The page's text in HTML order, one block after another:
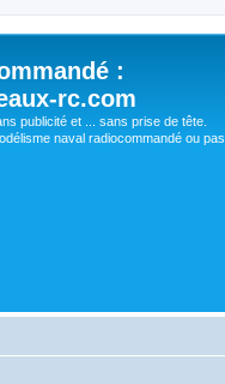
:
rc.com
publicité et ... sans prise de tête.
naval radiocommandé ou pas.